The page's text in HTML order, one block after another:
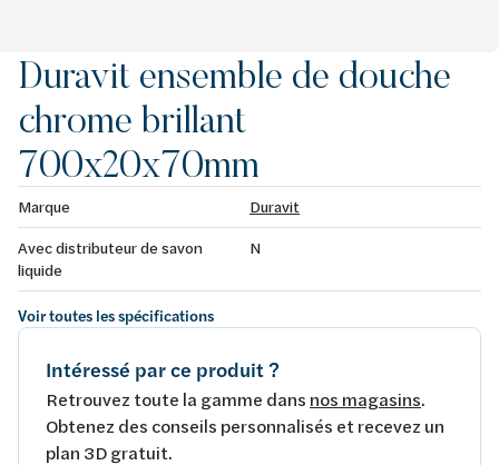
Duravit ensemble de douche
chrome brillant
700x20x70mm
Marque
Duravit
Avec distributeur de savon
liquide
N
Voir toutes les spécifications
Intéressé par ce produit ?
Retrouvez toute la gamme dans nos magasins.
Obtenez des conseils personnalisés et recevez un
plan 3D gratuit.